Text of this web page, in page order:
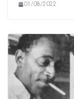
01/08/2022